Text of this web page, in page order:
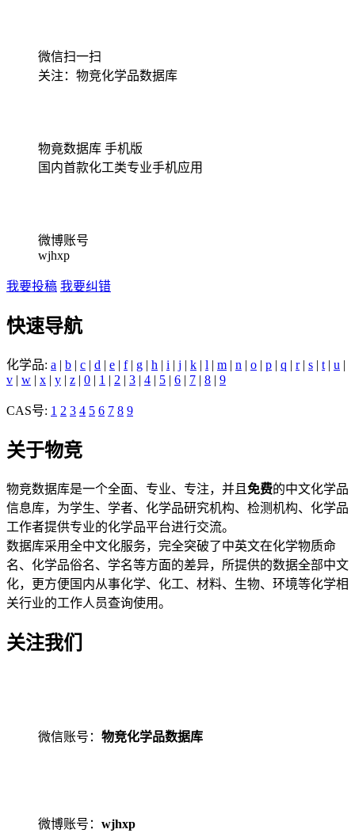
微信扫一扫
关注：物竞化学品数据库
物竟数据库 手机版
国内首款化工类专业手机应用
微博账号
wjhxp
我要投稿 我要纠错
快速导航
化学品: a | b | c | d | e | f| g | h | i | j | k | l | m | n | o | p | q | r| s | t | u |
v | w | x | y | z | 0 | 1 | 2 | 3 | 4 | 5 | 6 | 7 | 8 | 9
CAS号: 1 2 3 4 5 6 7 8 9
关于物竞
物竞数据库是一个全面、专业、专注，并且 免费的中文化学品
信息库，为学生、学者、化学品研究机构、检测机构、化学品
工作者提供专业的化学品平台进行交流。
数据库采用全中文化服务，完全突破了中英文在化学物质命
名、化学品俗名、学名等方面的差异，所提供的数据全部中文
化，更方便国内从事化学、化工、材料、生物、环境等化学相
关行业的工作人员查询使用。
关注我们
微信账号： 物竞化学品数据库
微博账号： wjhxp